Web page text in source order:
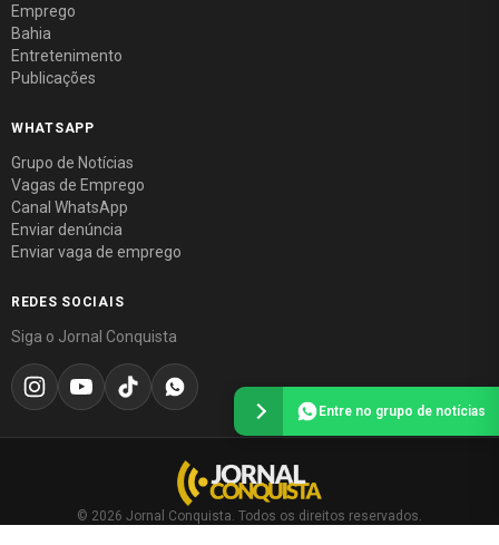
Emprego
Bahia
Entretenimento
Publicações
WHATSAPP
Grupo de Notícias
Vagas de Emprego
Canal WhatsApp
Enviar denúncia
Enviar vaga de emprego
REDES SOCIAIS
Siga o Jornal Conquista
© 2026 Jornal Conquista. Todos os direitos reservados.
Entre no grupo de notícias